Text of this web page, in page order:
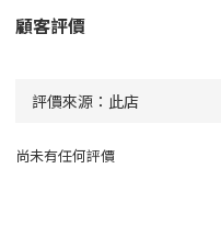
顧客評價
尚未有任何評價